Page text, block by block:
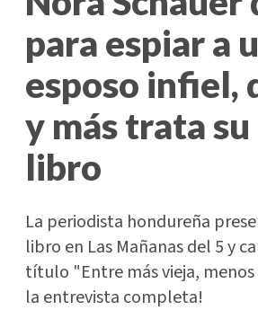
para espiar a
esposo infiel,
y más trata
libro
La periodista hondureña
libro en Las Mañanas del 5 y
título "Entre más vieja, menos
la entrevista completa!